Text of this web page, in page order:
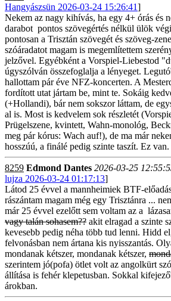
Hangyászsün 2026-03-24 15:26:41]
Nekem az nagy kihívás, ha egy 4+ órás és
darabot pontos szövegértés nélkül ülök
pontosan a Trisztán szövegét és szöveg-
szóáradatot magam is megemlítettem
jelzővel. Egyébként a Vorspiel-Liebestod
úgyszólván összefoglalja a lényeget.
hallottam pár éve NFZ-koncerten. A
fordított utat jártam be, mint te. Sokáig
(+Hollandi), bár nem sokszor láttam, de
al is. Most is kedvelem sok részletét
Prügelszene, kvintett, Wahn-monológ,
meg pár kórus: Wach auf!), de ma már
hosszúú, a finálé pedig szinte taszít. Ez van.
8259 Edmond Dantes 2026-03-25
lujza 2026-03-24 01:17:13]
Látod 25 évvel a mannheimiek BTF-
rászántam magam még egy Trisztánra ...
már 25 évvel ezelőtt sem voltam az a
vagy talán sohasem?? akit elragad a szinte
kevesebb pedig néha több tud lenni. Hidd
felvonásban nem ártana kis nyisszantás.
mondanak kétszer, mondanak kétszer,
szerintem jó(pofa) ötlet volt az angolkürt
állítása is fehér klepetusban. Sokkal
árokban.